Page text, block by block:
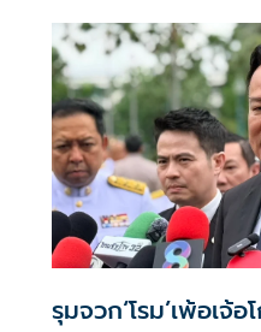
รุมจวก‘โรม’เพ้อเจ้